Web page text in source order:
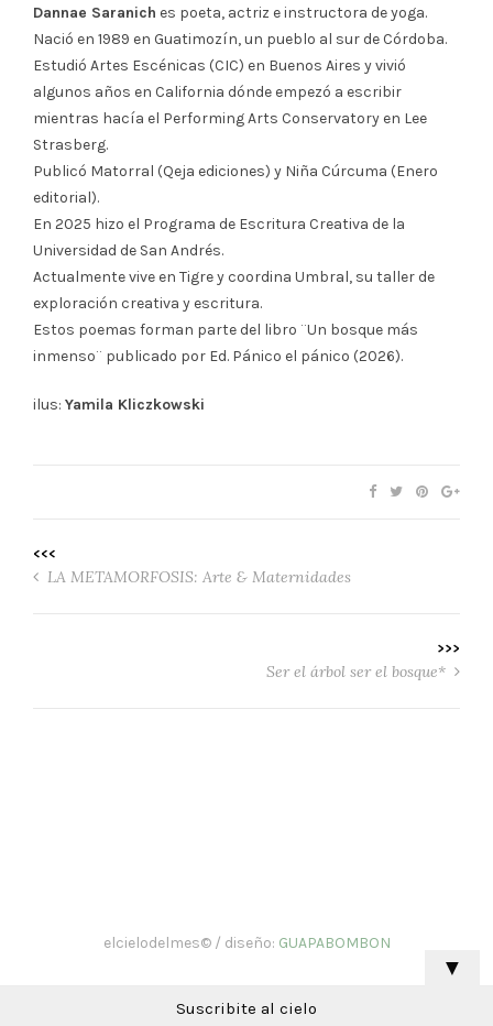
Dannae Saranich es poeta, actriz e instructora de yoga.
Nació en 1989 en Guatimozín, un pueblo al sur de Córdoba.
Estudió Artes Escénicas (CIC) en Buenos Aires y vivió
algunos años en California dónde empezó a escribir
mientras hacía el Performing Arts Conservatory en Lee
Strasberg.
Publicó Matorral (Qeja ediciones) y Niña Cúrcuma (Enero
editorial).
En 2025 hizo el Programa de Escritura Creativa de la
Universidad de San Andrés.
Actualmente vive en Tigre y coordina Umbral, su taller de
exploración creativa y escritura.
Estos poemas forman parte del libro ¨Un bosque más
inmenso¨ publicado por Ed. Pánico el pánico (2026).
ilus: Yamila Kliczkowski
<<<
LA METAMORFOSIS: Arte & Maternidades
>>>
Ser el árbol ser el bosque*
elcielodelmes© / diseño: GUAPABOMBON
▼
Suscribite al cielo